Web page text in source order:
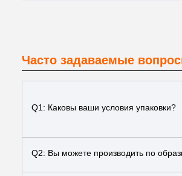
Часто задаваемые
Q1: Каковы ваши условия упаковки?
Q2: Вы можете производить по